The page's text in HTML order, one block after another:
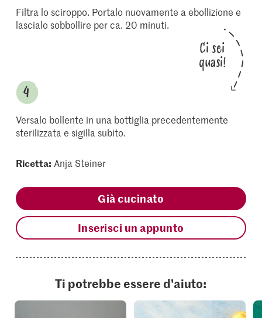
Filtra lo sciroppo. Portalo nuovamente a ebollizione e
lascialo sobbollire per ca. 20 minuti.
Ci sei
quasi!
Versalo bollente in una bottiglia precedentemente
sterilizzata e sigilla subito.
Ricetta: Anja Steiner
Già cucinato
Inserisci un appunto
Ti potrebbe essere d'aiuto: